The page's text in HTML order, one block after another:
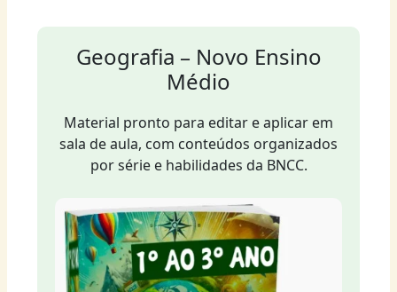
Geografia – Novo Ensino
Médio
Material pronto para editar e aplicar em
sala de aula, com conteúdos organizados
por série e habilidades da BNCC.